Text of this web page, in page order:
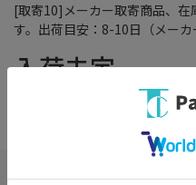
[取寄10]メーカー取寄商品、在
す。出荷目安：8-10日（メーカ
入荷未定（税込）